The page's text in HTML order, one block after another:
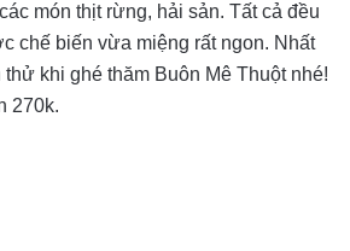
món thịt rừng, hải sản. Tất cả đều
chế biến vừa miệng rất ngon. Nhất
khi ghé thăm Buôn Mê Thuột nhé!
270k.